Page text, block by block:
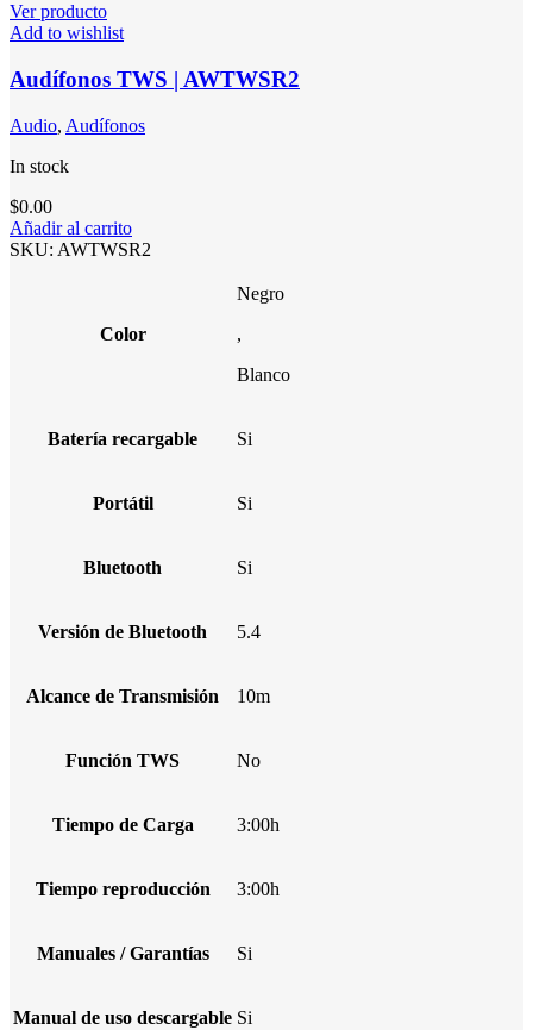
Ver producto
Add to wishlist
Audífonos TWS | AWTWSR2
Audio, Audífonos
In stock
$0.00
Añadir al carrito
SKU: AWTWSR2
Color
Negro
,
Blanco
Batería recargable Si
Portátil Si
Bluetooth Si
Versión de Bluetooth 5.4
Alcance de Transmisión 10m
Función TWS No
Tiempo de Carga 3:00h
Tiempo reproducción 3:00h
Manuales / Garantías Si
Manual de uso descargable Si